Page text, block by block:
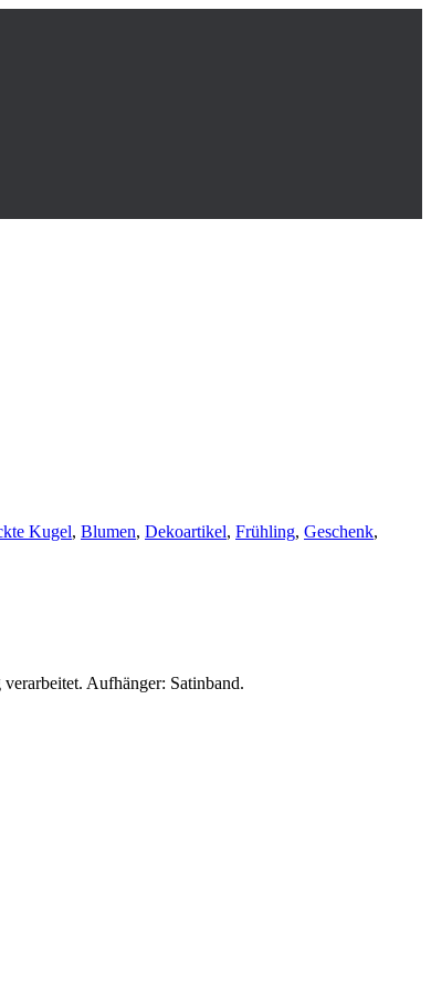
Kugel, Blumen, Dekoartikel, Frühling, Geschenk,
Aufhänger: Satinband.